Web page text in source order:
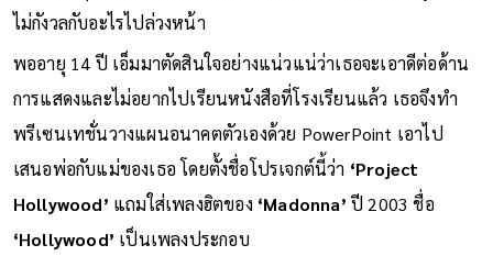
ไม่กังวลกับอะไรไปล่วงหน้า
พออายุ 14 ปี เอ็มมาตัดสินใจอย่างแน่วแน่ว่าเธอจะเอาดีต่อด้าน
การแสดงและไม่อยากไปเรียนหนังสือที่โรงเรียนแล้ว เธอจึงทำ
พรีเซนเทชั่นวางแผนอนาคตตัวเองด้วย PowerPoint เอาไป
เสนอพ่อกับแม่ของเธอ โดยตั้งชื่อโปรเจกต์นี้ว่า ‘Project
Hollywood’ แถมใส่เพลงฮิตของ ‘Madonna’ปี 2003 ชื่อ
‘Hollywood’ เป็นเพลงประกอบ